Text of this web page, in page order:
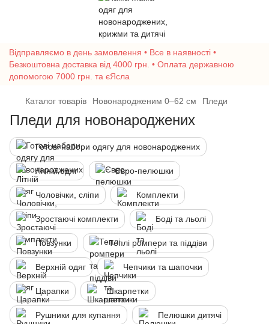
Відправляємо в день замовлення • Все в наявності •
Безкоштовна доставка від 4000 грн. • Оплата державною
допомогою 7000 грн. та єЯсла
Каталог товарів Новонародженим 0–62 см Пледи
Пледи для новонароджених
Готові набори одягу для новонароджених
Літній одяг Євро-пелюшки
Чоловічки, сліпи Комплекти
Зростаючі комплекти Боді та льолі
Повзунки Теплі ромпери та піддіви
Верхній одяг Чепчики та шапочки
Царапки Шкарпетки
Рушники для купання Пелюшки дитячі